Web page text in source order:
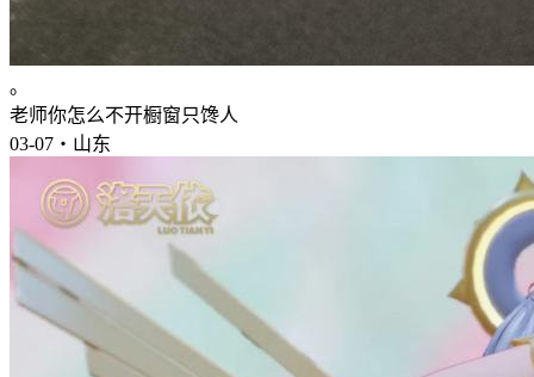
。
老师你怎么不开橱窗只馋人
03-07・山东